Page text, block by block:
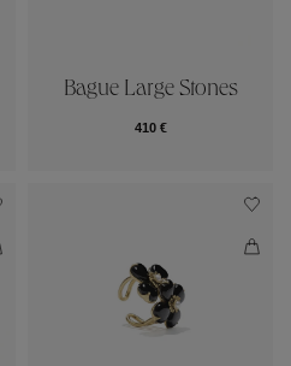
Bague Large Stones
410 €